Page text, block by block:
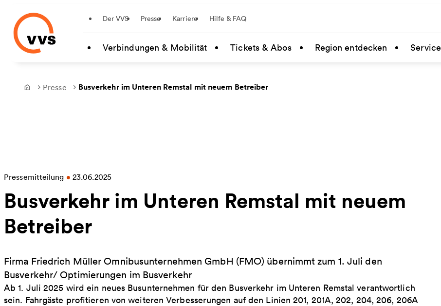
Zum Hauptinhalt springen
Der VVS Presse Karriere Hilfe & FAQ
Verbindungen & Mobilität Tickets & Abos Region entdecken Service
Frontpage
Presse Busverkehr im Unteren Remstal mit neuem Betreiber
Pressemitteilung • 23.06.2025
Busverkehr im Unteren Remstal mit neuem
Betreiber
Firma Friedrich Müller Omnibusunternehmen GmbH (FMO) übernimmt zum 1. Juli den
Busverkehr/ Optimierungen im Busverkehr
Ab 1. Juli 2025 wird ein neues Busunternehmen für den Busverkehr im Unteren Remstal verantwortlich
sein. Fahrgäste profitieren von weiteren Verbesserungen auf den Linien 201, 201A, 202, 204, 206, 206A